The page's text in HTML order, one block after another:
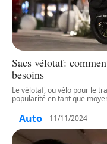
Sacs vélotaf:
besoins
Le vélotaf, ou vélo pour le
popularité en tant que
Auto 11/11/2024